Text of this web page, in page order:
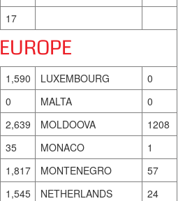
17
EUROPE
1,590 LUXEMBOURG
0
0 MALTA
0
2,639 MOLDOOVA
1208
35 MONACO
1
1,817 MONTENEGRO
57
1,545 NETHERLANDS
24